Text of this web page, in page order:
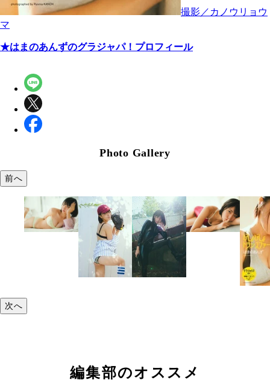
撮影／カノウリョウ
マ
★はまのあんずのグラジャパ！プロフィール
Photo Gallery
前へ
次へ
編集部のオススメ